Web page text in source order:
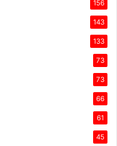
156
143
133
73
73
66
61
45